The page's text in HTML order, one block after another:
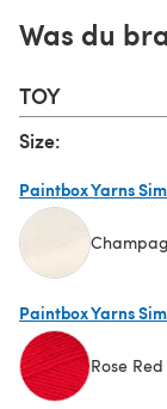
Was du
TOY
Size:
Paintbox Yarns
Paintbox Yarns
Rose Red